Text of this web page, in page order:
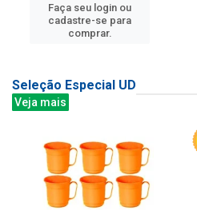
Faça seu login ou
cadastre-se para
comprar.
Seleção Especial UD
Veja mais